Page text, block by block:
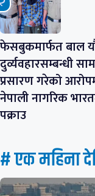
फेसबुकमार्फत बाल
दुर्व्यवहारसम्बन्धी
प्रसारण गरेको
नेपाली नागरिक
पक्राउ
# एक महिना